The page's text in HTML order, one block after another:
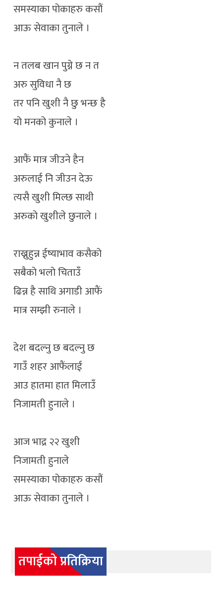
समस्याका पोकाहरु कसौं
आऊ सेवाका तुनाले ।
न तलब खान पुग्ने छ न त
अरु सुविधा नै छ
तर पनि खुशी नै छु भन्छ है
यो मनको कुनाले ।
आफैं मात्र जीउने हैन
अरुलाई नि जीउन देऊ
त्यसै खुशी मिल्छ साथी
अरुको खुशीले छुनाले ।
राख्नुहुन्न ईष्याभाव कसैको
सबैको भलो चिताउँ
ढिन्न है साथि अगाडी आफैं
मात्र सम्झी रुनाले ।
देश बदल्नु छ बदल्नु छ
गाउँ शहर आफैंलाई
आउ हातमा हात मिलाउँ
निजामती हुनाले ।
आज भाद्र २२ खुशी
निजामती हुनाले
समस्याका पोकाहरु कसौं
आऊ सेवाका तुनाले ।
तपाईको प्रतिक्रिया